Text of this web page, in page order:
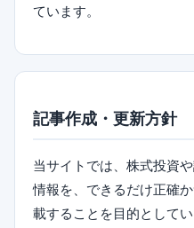
ています。
記事作成・更新方針
当サイトでは、株式投資
情報を、できるだけ正確
載することを目的として